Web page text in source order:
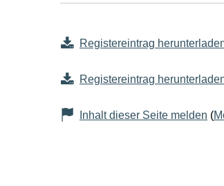
Registereintrag
Registereintrag
Inhalt dieser Seite melden (